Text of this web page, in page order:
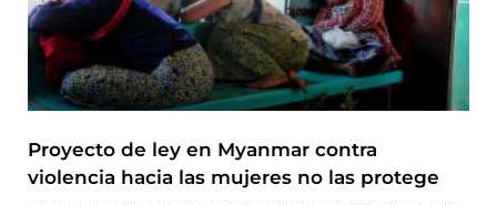
Proyecto de ley en Myanmar contra
violencia hacia las mujeres no las protege